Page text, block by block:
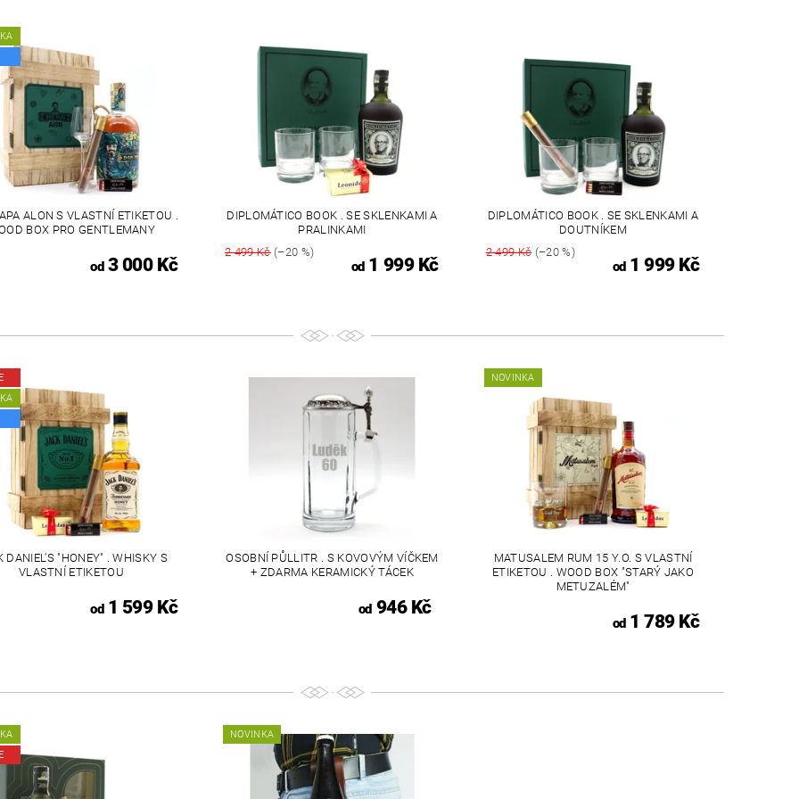
ALON S VLASTNÍ ETIKETOU .
BOX PRO GENTLEMANY
od3 000 Kč
DIPLOMÁTICO BOOK . SE SKLENKAMI A
PRALINKAMI
2 499 Kč(–20 %)
od1 999 Kč
DIPLOMÁTICO BOOK . SE SKLENKAMI A
DOUTNÍKEM
2 499 Kč(–20 %)
od1 999 Kč
DANIEL'S "HONEY" . WHISKY S
VLASTNÍ ETIKETOU
od1 599 Kč
OSOBNÍ PŮLLITR . S KOVOVÝM VÍČKEM
+ ZDARMA KERAMICKÝ TÁCEK
od 946 Kč
NOVINKA
MATUSALEM RUM 15 Y.O. S VLASTNÍ
ETIKETOU . WOOD BOX "STARÝ JAKO
METUZALÉM"
od1 789 Kč
NOVINKA